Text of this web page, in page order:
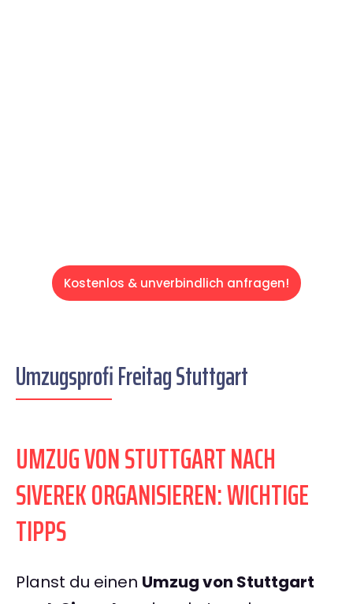
Kostenlos & unverbindlich anfragen!
Umzugsprofi Freitag Stuttgart
UMZUG VON STUTTGART NACH
SIVEREK ORGANISIEREN: WICHTIGE
TIPPS
Planst du einen Umzug von Stuttgart